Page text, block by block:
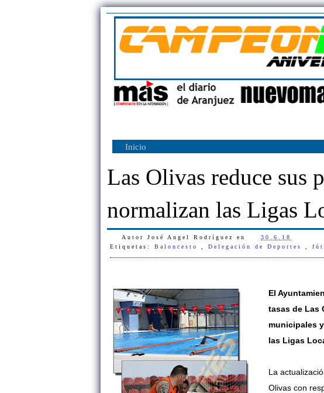
Inicio
Las Olivas reduce sus
normalizan las Ligas
Autor José Angel Rodríguez en 30.6.18
Etiquetas: Baloncesto Delegación de Deportes
El
tasas de Las
municipalesy
las Ligas
La
Olivas con